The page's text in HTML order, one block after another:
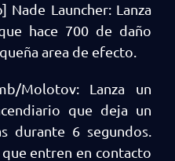
Nade Launcher: Lanza
hace 700 de daño
area de efecto.
Molotov: Lanza un
que deja un
durante 6 segundos.
entren en contacto